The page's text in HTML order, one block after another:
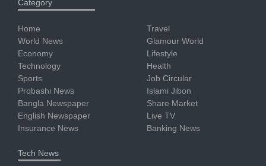
Category
Home
World News
Economy
Technology
Sports
Probashi News
Bangla Newspaper
English Newspaper
Insurance News
Travel
Glamour World
Lifestyle
Health
Job Circular
Islami Jibon
Share Market
Live TV
Banking News
Tech News